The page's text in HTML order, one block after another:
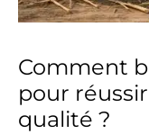
Comment
pour
qualité ?